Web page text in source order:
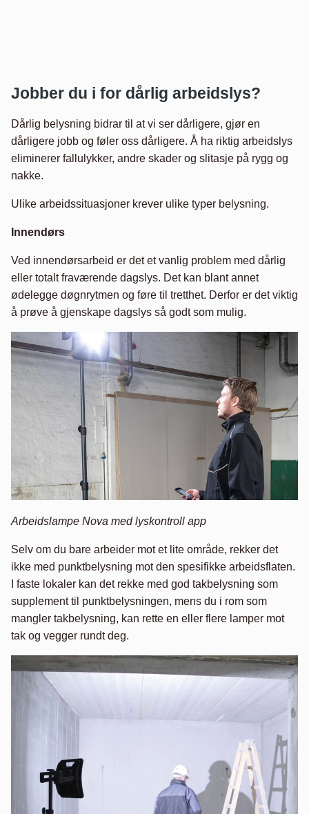
Jobber du i for dårlig arbeidslys?
Dårlig belysning bidrar til at vi ser dårligere, gjør en
dårligere jobb og føler oss dårligere. Å ha riktig arbeidslys
eliminerer fallulykker, andre skader og slitasje på rygg og
nakke.
Ulike arbeidssituasjoner krever ulike typer belysning.
Innendørs
Ved innendørsarbeid er det et vanlig problem med dårlig
eller totalt fraværende dagslys. Det kan blant annet
ødelegge døgnrytmen og føre til tretthet. Derfor er det viktig
å prøve å gjenskape dagslys så godt som mulig.
Arbeidslampe Nova med lyskontroll app
Selv om du bare arbeider mot et lite område, rekker det
ikke med punktbelysning mot den spesifikke arbeidsflaten.
I faste lokaler kan det rekke med god takbelysning som
supplement til punktbelysningen, mens du i rom som
mangler takbelysning, kan rette en eller flere lamper mot
tak og vegger rundt deg.